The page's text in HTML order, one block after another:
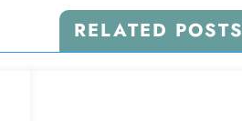
RELATED POSTS